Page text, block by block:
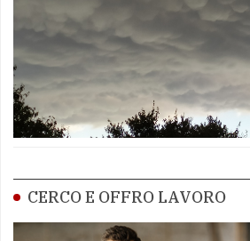
CERCO E OFFRO LAVORO